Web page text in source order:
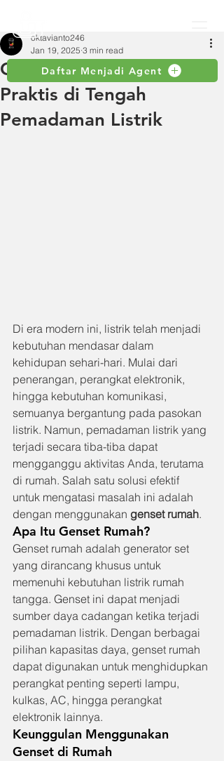
Daftar Menjadi Agent
Genset Rumah: Solusi
Praktis di Tengah
Pemadaman Listrik
oktavianto246
Jan 19, 2025 3 min read
Di era modern ini, listrik telah menjadi
kebutuhan mendasar dalam
kehidupan sehari-hari. Mulai dari
penerangan, perangkat elektronik,
hingga kebutuhan komunikasi,
semuanya bergantung pada pasokan
listrik. Namun, pemadaman listrik yang
terjadi secara tiba-tiba dapat
mengganggu aktivitas Anda, terutama
di rumah. Salah satu solusi efektif
untuk mengatasi masalah ini adalah
dengan menggunakan genset rumah.
Apa Itu Genset Rumah?
Genset rumah adalah generator set
yang dirancang khusus untuk
memenuhi kebutuhan listrik rumah
tangga. Genset ini dapat menjadi
sumber daya cadangan ketika terjadi
pemadaman listrik. Dengan berbagai
pilihan kapasitas daya, genset rumah
dapat digunakan untuk menghidupkan
perangkat penting seperti lampu,
kulkas, AC, hingga perangkat
elektronik lainnya.
Keunggulan Menggunakan
Genset di Rumah